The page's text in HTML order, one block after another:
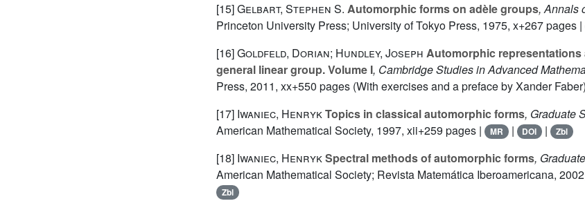
[15]Gelbart, Stephen S. Automorphic forms on adèle groups, Annals
Princeton University Press; University of Tokyo Press, 1975, x+267 pages |
[16]Goldfeld, Dorian; Hundley, Joseph Automorphic representations
general linear group. Volume I, Cambridge Studies in Advanced
Press, 2011, xx+550 pages (With exercises and a preface by Xander
[17] Iwaniec, HenrykTopics in classical automorphic forms, Graduate
American Mathematical Society, 1997, xii+259 pages |
MR | DOI | Zbl
[18] Iwaniec, HenrykSpectral methods of automorphic forms,
American Mathematical Society; Revista Matemática Iberoamericana,
Zbl